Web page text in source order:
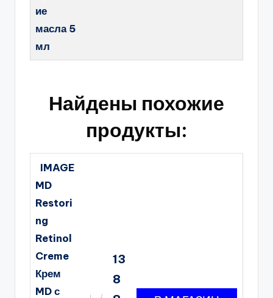
ие
масла 5
мл
Найдены похожие
продукты:
IMAGE
MD
Restori
ng
Retinol
Creme
Крем
MD с
13
8